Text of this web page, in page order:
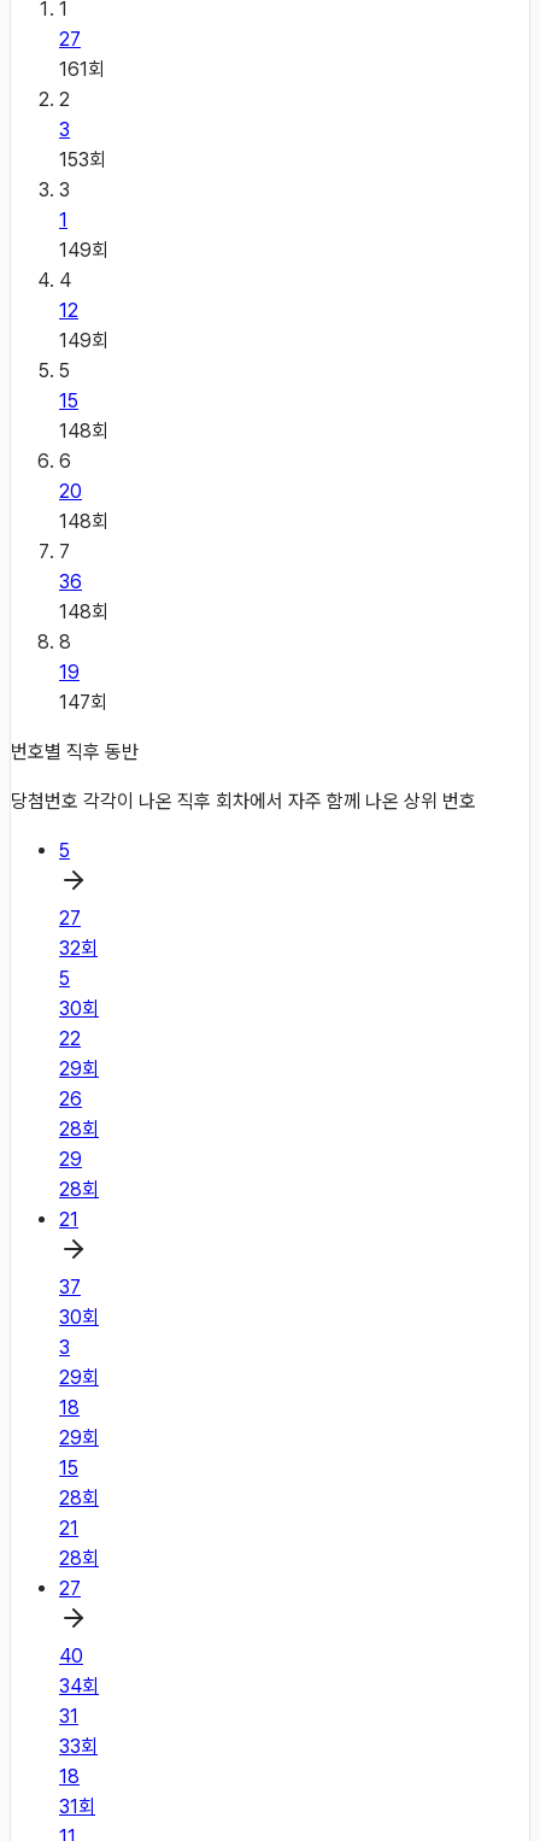
1
27
161회
2
3
153회
3
1
149회
4
12
149회
5
15
148회
6
20
148회
7
36
148회
8
19
147회
번호별 직후 동반
당첨번호 각각이 나온 직후 회차에서 자주 함께 나온 상위 번호
5
27
32회
5
30회
22
29회
26
28회
29
28회
21
37
30회
3
29회
18
29회
15
28회
21
28회
27
40
34회
31
33회
18
31회
11